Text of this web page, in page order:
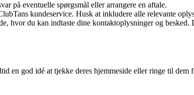
på eventuelle spørgsmål eller arrangere en aftale.
kundeservice. Husk at inkludere alle relevante
hvor du kan indtaste dine kontaktoplysninger og
god idé at tjekke deres hjemmeside eller ringe til dem